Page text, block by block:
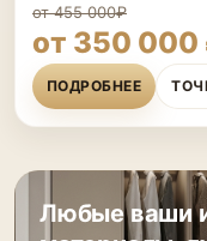
от 350 000
ПОДРОБНЕЕ
Любые ваши
материалы,